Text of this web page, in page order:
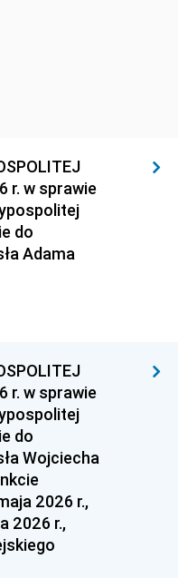
r. w sprawie
do
Adama
r. w sprawie
do
Wojciecha
2026 r.,
2026 r.,